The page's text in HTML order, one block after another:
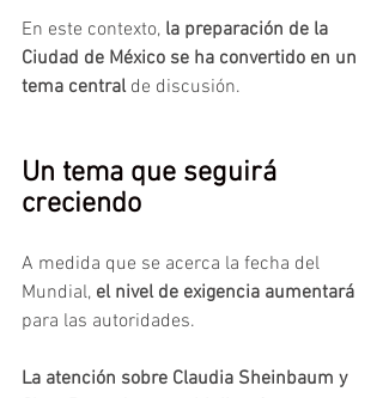
En este contexto, la preparación de la
Ciudad de México se ha convertido en un
tema central de discusión.
Un tema que seguirá
creciendo
A medida que se acerca la fecha del
Mundial, el nivel de exigencia aumentará
para las autoridades.
La atención sobre Claudia Sheinbaum y